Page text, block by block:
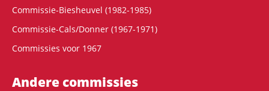
Commissie-Biesheuvel (1982-1985)
Commissie-Cals/Donner (1967-1971)
Commissies voor 1967
Andere commissies